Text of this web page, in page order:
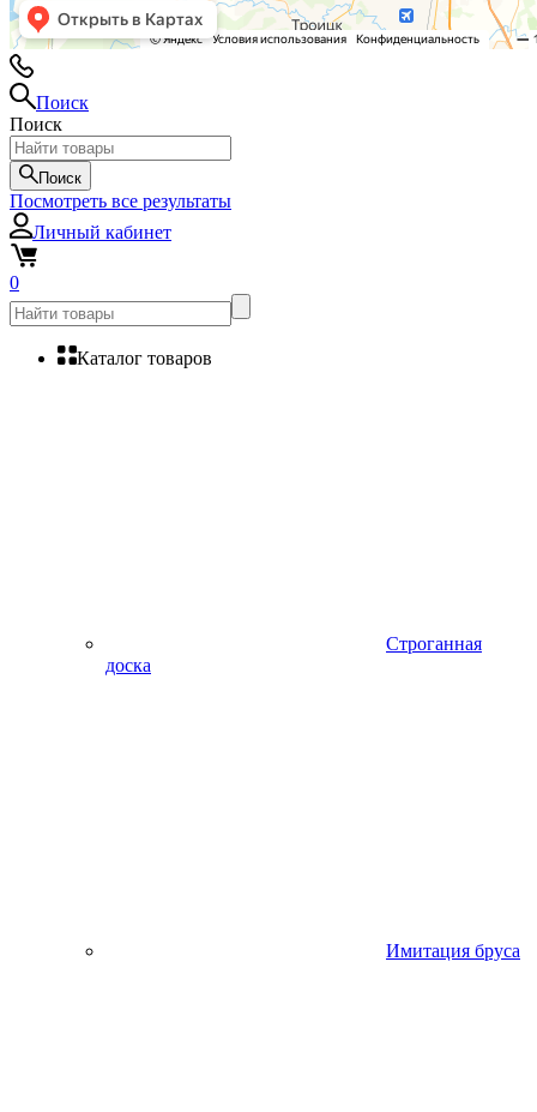
Поиск
Поиск
Поиск
Посмотреть все результаты
Личный кабинет
0
Каталог товаров
Строганная
доска
Имитация бруса